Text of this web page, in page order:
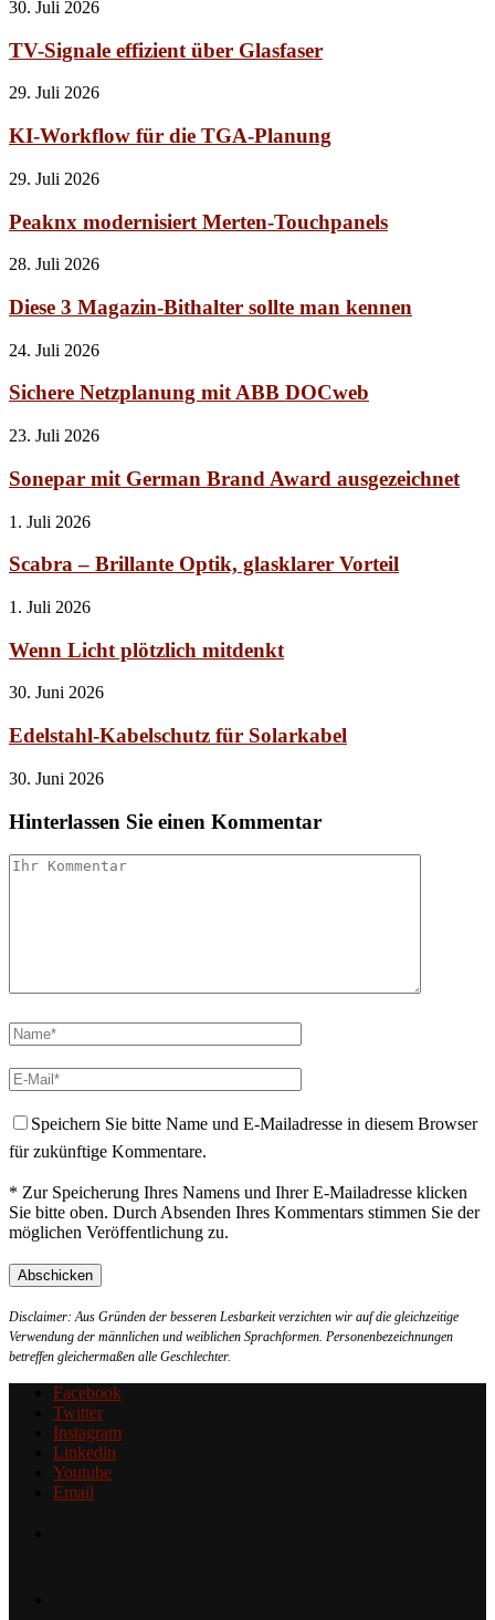
30. Juli 2026
TV-Signale effizient über Glasfaser
29. Juli 2026
KI-Workflow für die TGA-Planung
29. Juli 2026
Peaknx modernisiert Merten-Touchpanels
28. Juli 2026
Diese 3 Magazin-Bithalter sollte man kennen
24. Juli 2026
Sichere Netzplanung mit ABB DOCweb
23. Juli 2026
Sonepar mit German Brand Award ausgezeichnet
1. Juli 2026
Scabra – Brillante Optik, glasklarer Vorteil
1. Juli 2026
Wenn Licht plötzlich mitdenkt
30. Juni 2026
Edelstahl-Kabelschutz für Solarkabel
30. Juni 2026
Hinterlassen Sie einen Kommentar
Speichern Sie bitte Name und E-Mailadresse in diesem Browser
für zukünftige Kommentare.
* Zur Speicherung Ihres Namens und Ihrer E-Mailadresse klicken
Sie bitte oben. Durch Absenden Ihres Kommentars stimmen Sie der
möglichen Veröffentlichung zu.
Disclaimer: Aus Gründen der besseren Lesbarkeit verzichten wir auf die gleichzeitige
Verwendung der männlichen und weiblichen Sprachformen. Personenbezeichnungen
betreffen gleichermaßen alle Geschlechter.
Facebook
Twitter
Instagram
Linkedin
Youtube
Email